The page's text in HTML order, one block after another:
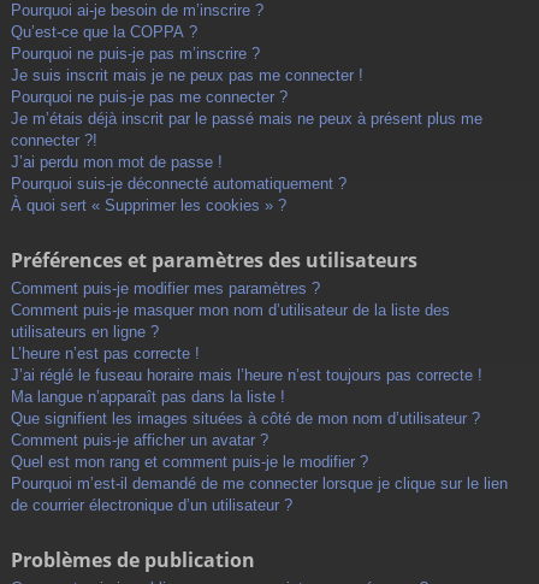
Pourquoi ai-je besoin de m’inscrire ?
Qu’est-ce que la COPPA ?
Pourquoi ne puis-je pas m’inscrire ?
Je suis inscrit mais je ne peux pas me connecter !
Pourquoi ne puis-je pas me connecter ?
Je m’étais déjà inscrit par le passé mais ne peux à présent plus me
connecter ?!
J’ai perdu mon mot de passe !
Pourquoi suis-je déconnecté automatiquement ?
À quoi sert « Supprimer les cookies » ?
Préférences et paramètres des utilisateurs
Comment puis-je modifier mes paramètres ?
Comment puis-je masquer mon nom d’utilisateur de la liste des
utilisateurs en ligne ?
L’heure n’est pas correcte !
J’ai réglé le fuseau horaire mais l’heure n’est toujours pas correcte !
Ma langue n’apparaît pas dans la liste !
Que signifient les images situées à côté de mon nom d’utilisateur ?
Comment puis-je afficher un avatar ?
Quel est mon rang et comment puis-je le modifier ?
Pourquoi m’est-il demandé de me connecter lorsque je clique sur le lien
de courrier électronique d’un utilisateur ?
Problèmes de publication